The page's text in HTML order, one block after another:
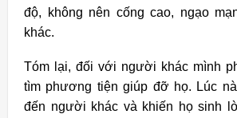
độ, không nên cống cao, ngạo
khác.
Tóm lại, đối với người khác mình
tìm phương tiện giúp đỡ họ. Lúc
đến người khác và khiến họ sinh